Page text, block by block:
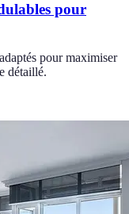
pour
pour maximiser
détaillé.